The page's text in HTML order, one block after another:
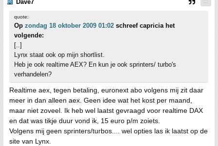
Dave7
quote:
Op zondag 18 oktober 2009 01:02 schreef capricia het
volgende:
[..]
Lynx staat ook op mijn shortlist.
Heb je ook realtime AEX? En kun je ook sprinters/ turbo's
verhandelen?
Realtime aex, tegen betaling, euronext abo volgens mij zit daar
meer in dan alleen aex. Geen idee wat het kost per maand,
maar niet zoveel. Ik heb wel laatst gevraagd voor realtime DAX
en dat was tikje duur vond ik, 15 euro p/m zoiets.
Volgens mij geen sprinters/turbos.... wel opties las ik laatst op de
site van Lynx.